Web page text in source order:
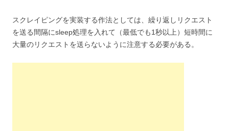
スクレイピングを実装する作法としては、繰り返しリクエスト
を送る間隔にsleep処理を入れて（最低でも1秒以上）短時間に
大量のリクエストを送らないように注意する必要がある。